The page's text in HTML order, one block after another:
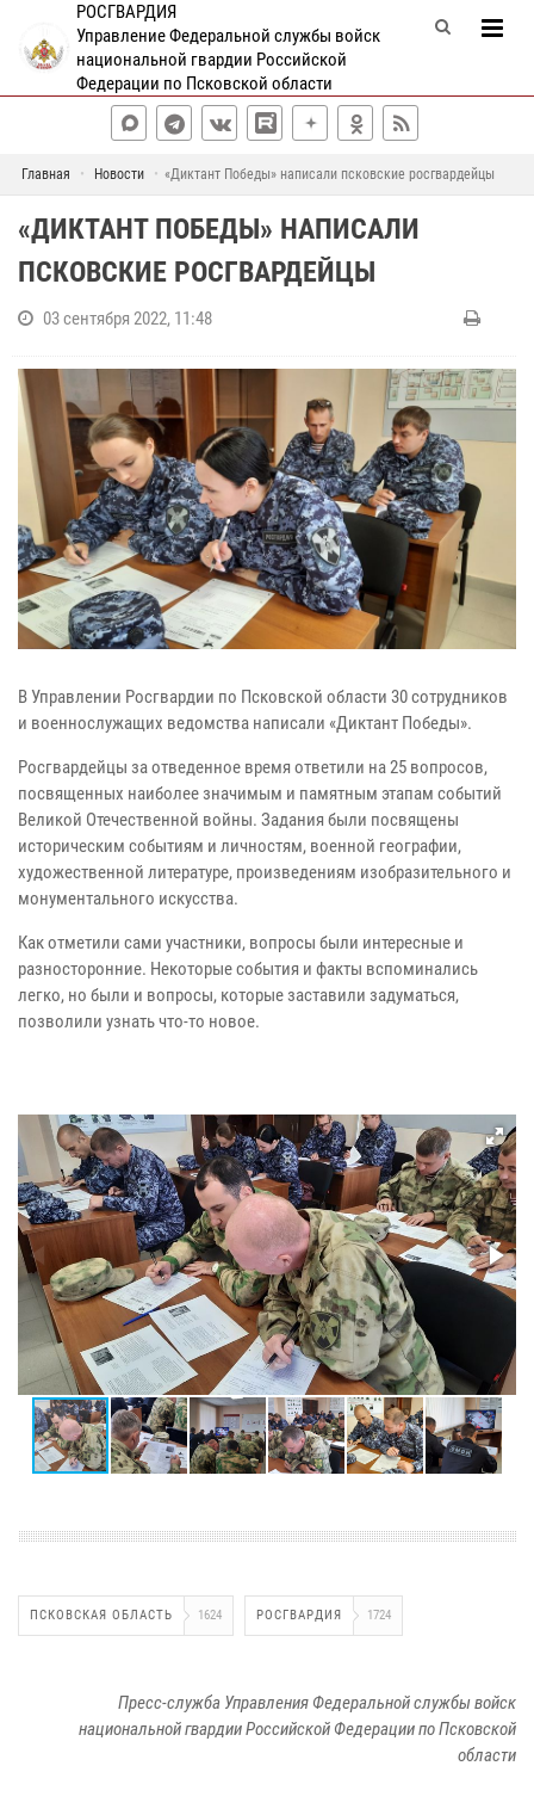
РОСГВАРДИЯ
Управление Федеральной службы войск
национальной гвардии Российской
Федерации по Псковской области
Главная Новости «Диктант Победы» написали псковские росгвардейцы
«ДИКТАНТ ПОБЕДЫ» НАПИСАЛИ
ПСКОВСКИЕ РОСГВАРДЕЙЦЫ
03 сентября 2022, 11:48
В Управлении Росгвардии по Псковской области 30 сотрудников
и военнослужащих ведомства написали «Диктант Победы».
Росгвардейцы за отведенное время ответили на 25 вопросов,
посвященных наиболее значимым и памятным этапам событий
Великой Отечественной войны. Задания были посвящены
историческим событиям и личностям, военной географии,
художественной литературе, произведениям изобразительного и
монументального искусства.
Как отметили сами участники, вопросы были интересные и
разносторонние. Некоторые события и факты вспоминались
легко, но были и вопросы, которые заставили задуматься,
позволили узнать что-то новое.
ПСКОВСКАЯ ОБЛАСТЬ 1624 РОСГВАРДИЯ 1724
Пресс-служба Управления Федеральной службы войск
национальной гвардии Российской Федерации по Псковской
области